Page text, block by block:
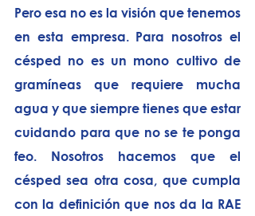
Pero esa no es la visión que tenemos
en esta empresa. Para nosotros el
césped no es un mono cultivo de
gramíneas que requiere mucha
agua y que siempre tienes que estar
cuidando para que no se te ponga
feo. Nosotros hacemos que el
césped sea otra cosa, que cumpla
con la definición que nos da la RAE